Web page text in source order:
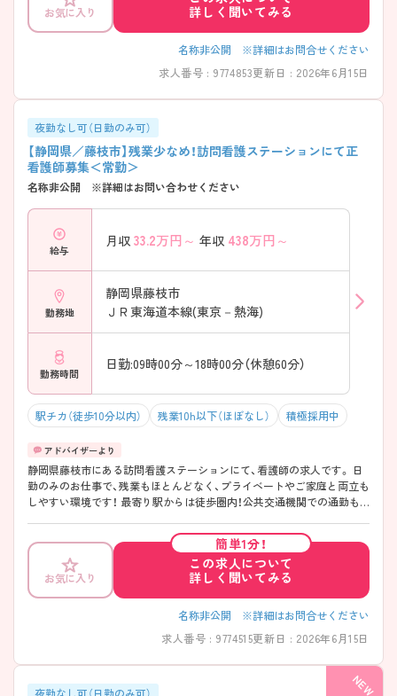
お気に入り
詳しく聞いてみる
名称非公開 ※詳細はお問合せください
求人番号 : 9774853更新日 : 2026年6月15日
夜勤なし可（日勤のみ可）
【静岡県／藤枝市】残業少なめ！訪問看護ステーションにて正
看護師募集＜常勤＞
名称非公開 ※詳細はお問い合わせください
給与
月収 33.2万円～ 年収 438万円～
勤務地
静岡県藤枝市
ＪＲ東海道本線(東京－熱海)
勤務時間
日勤:09時00分～18時00分（休憩60分）
駅チカ（徒歩10分以内） 残業10h以下（ほぼなし） 積極採用中
静岡県藤枝市にある訪問看護ステーションにて、看護師の求人です。 日
勤のみのお仕事で、残業もほとんどなく、プライベートやご家庭と両立も
しやすい環境です！ 最寄り駅からは徒歩圏内！公共交通機関での通勤も
お気に入り
簡単1分！
この求人について
詳しく聞いてみる
名称非公開 ※詳細はお問合せください
求人番号 : 9774515更新日 : 2026年6月15日